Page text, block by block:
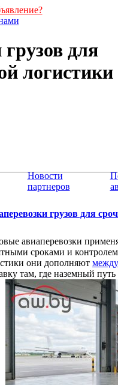
для
логистики
Новости
партнеров
грузов для
авиаперевозки
сроками и
они дополняют
там, где наземный